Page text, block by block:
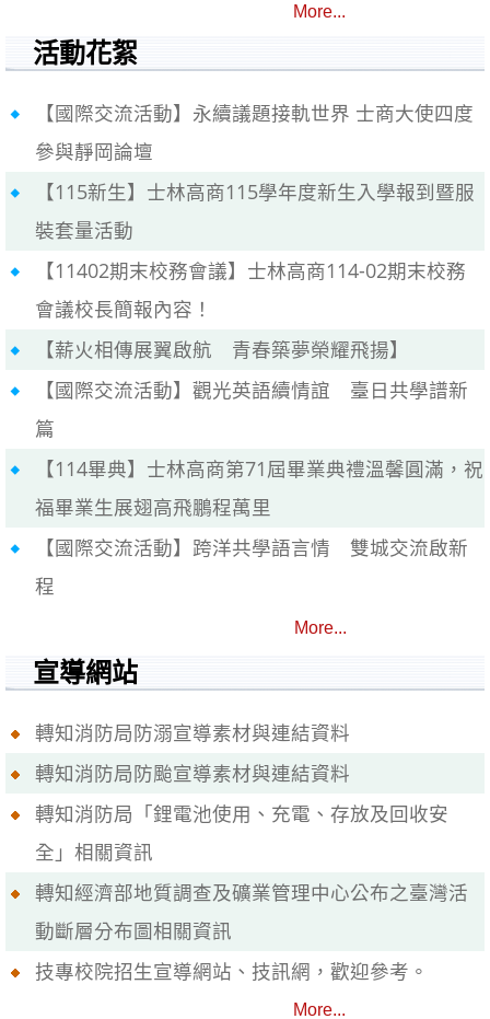
More...
活動花絮
【國際交流活動】永續議題接軌世界 士商大使四度
參與靜岡論壇
【115新生】士林高商115學年度新生入學報到暨服
裝套量活動
【11402期末校務會議】士林高商114-02期末校務
會議校長簡報內容！
【薪火相傳展翼啟航 青春築夢榮耀飛揚】
【國際交流活動】觀光英語續情誼 臺日共學譜新
篇
【114畢典】士林高商第71屆畢業典禮溫馨圓滿，祝
福畢業生展翅高飛鵬程萬里
【國際交流活動】跨洋共學語言情 雙城交流啟新
程
More...
宣導網站
轉知消防局防溺宣導素材與連結資料
轉知消防局防颱宣導素材與連結資料
轉知消防局「鋰電池使用、充電、存放及回收安
全」相關資訊
轉知經濟部地質調查及礦業管理中心公布之臺灣活
動斷層分布圖相關資訊
技專校院招生宣導網站、技訊網，歡迎參考。
More...